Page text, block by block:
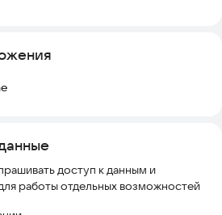
доступ к данным и
работы отдельных возможностей